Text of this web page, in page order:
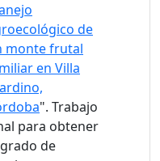
de
monte frutal
en Villa
". Trabajo
para obtener
de